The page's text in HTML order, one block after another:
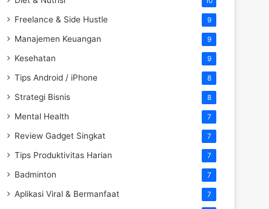
Freelance & Side Hustle 9
Manajemen Keuangan 9
Kesehatan 9
Tips Android / iPhone 8
Strategi Bisnis 8
Mental Health 7
Review Gadget Singkat 7
Tips Produktivitas Harian 7
Badminton 7
Aplikasi Viral & Bermanfaat 7